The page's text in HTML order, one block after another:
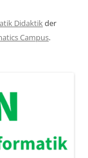
Didaktikder
Campus.